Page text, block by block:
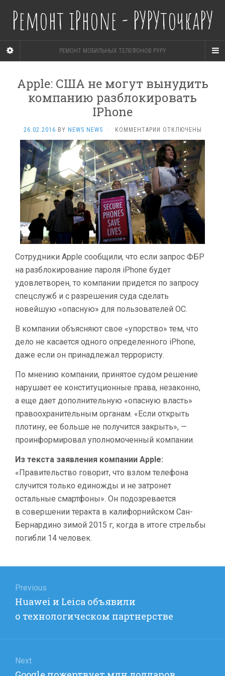
Ремонт iPhone - РУРУточкаРУ
РЕМОНТ МОБИЛЬНЫХ ТЕЛЕФОНОВ PYPY
Apple: США не могут вынудить
компанию разблокировать
IPhone
26.02.2016 BY NEWS NEWS · КОММЕНТАРИИ К
ЗАПИСИ
APPLE:
США
НЕ МОГУТ
ВЫНУДИТЬ
КОМПАНИЮ
РАЗБЛОКИРОВАТЬ
IPHONE
ОТКЛЮЧЕНЫ
Сотрудники Apple сообщили, что если запрос ФБР
на разблокирование пароля iPhone будет
удовлетворен, то компании придется по запросу
спецслужб и с разрешения суда сделать
новейшую «опасную» для пользователей ОС.
В компании объясняют свое «упорство» тем, что
дело не касается одного определенного iPhone,
даже если он принадлежал террористу.
По мнению компании, принятое судом решение
нарушает ее конституционные права, незаконно,
а еще дает дополнительную «опасную власть»
правоохранительным органам. «Если открыть
плотину, ее больше не получится закрыть», —
проинформировал уполномоченный компании.
Из текста заявления компании Apple:
«Правительство говорит, что взлом телефона
случится только единожды и не затронет
остальные смартфоны». Он подозревается
в совершении теракта в калифорнийском Сан-
Бернардино зимой 2015 г, когда в итоге стрельбы
погибли 14 человек.
по
записям
Previous
Previous
post:
Huawei и Leica объявили
о технологическом партнерстве
Next
Next